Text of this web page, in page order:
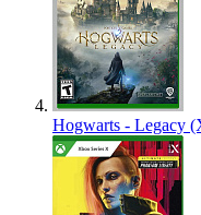
Hogwarts - Legacy